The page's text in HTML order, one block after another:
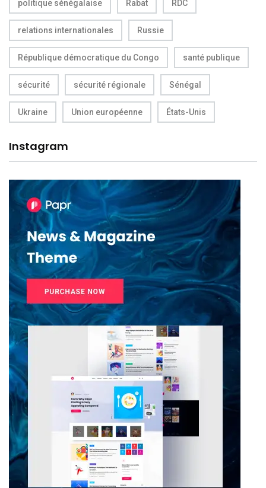
politique sénégalaise Rabat RDC
relations internationales Russie
République démocratique du Congo santé publique
sécurité sécurité régionale Sénégal
Ukraine Union européenne États-Unis
Instagram